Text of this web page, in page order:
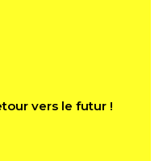
vers le futur !